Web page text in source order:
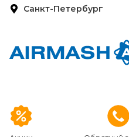
Санкт-Петербург